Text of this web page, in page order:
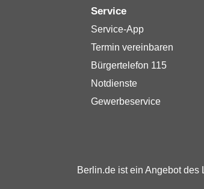
Service
Service-App
Termin vereinbaren
Bürgertelefon 115
Notdienste
Gewerbeservice
Berlin.de ist ein Angebot des